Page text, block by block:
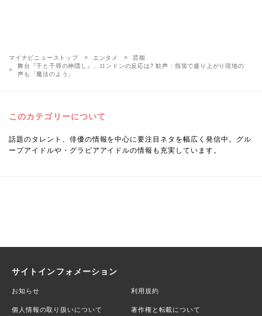
マイナビニューストップ エンタメ
芸能
舞台『千と千尋の神隠し』、ロンドンの反応は? 歓声・指笛で盛り上がり現地の
声も「魔法のよう」
このカテゴリーについて
話題のタレント、俳優の情報を中心に要注目ネタを幅広く発信中。グル
ープアイドルや・グラビアアイドルの情報も充実しています。
サイトインフォメーション
お知らせ 利用規約
個人情報の取り扱いについて 著作権と転載について